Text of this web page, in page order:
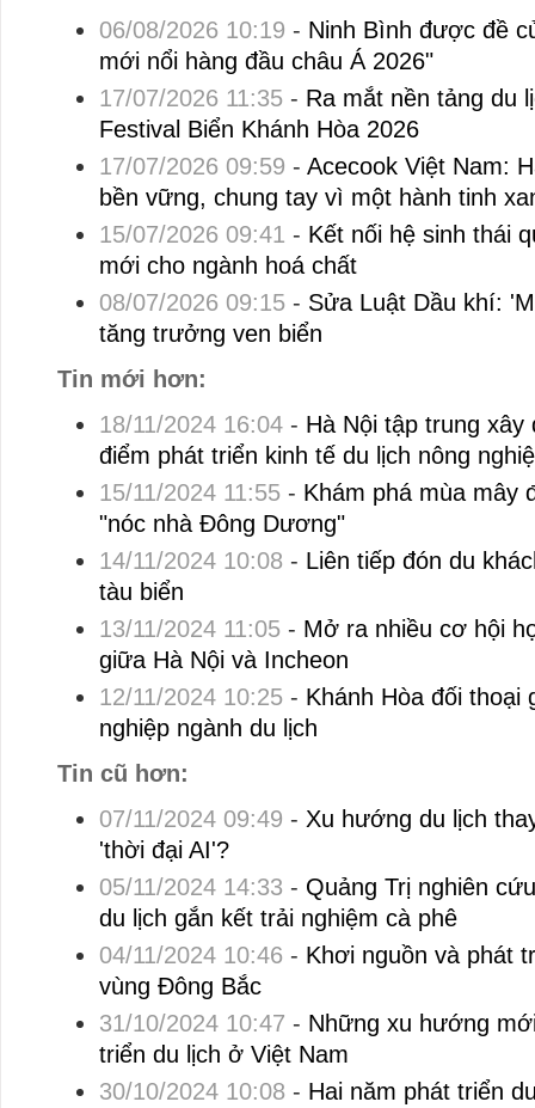
06/08/2026 10:19 - Ninh Bình được đề
mới nổi hàng đầu châu Á 2026"
17/07/2026 11:35- Ra mắt nền tảng du
Festival Biển Khánh Hòa 2026
17/07/2026 09:59 - Acecook Việt Nam:
bền vững, chung tay vì một hành tinh
15/07/2026 09:41 - Kết nối hệ sinh thái
mới cho ngành hoá chất
08/07/2026 09:15- Sửa Luật Dầu khí:
tăng trưởng ven biển
Tin mới hơn:
18/11/2024 16:04- Hà Nội tập trung
điểm phát triển kinh tế du lịch nông
15/11/2024 11:55- Khám phá mùa mây
"nóc nhà Đông Dương"
14/11/2024 10:08 - Liên tiếp đón du
tàu biển
13/11/2024 11:05- Mở ra nhiều cơ hội
giữa Hà Nội và Incheon
12/11/2024 10:25- Khánh Hòa đối thoại
nghiệp ngành du lịch
Tin cũ hơn:
07/11/2024 09:49 - Xu hướng du lịch
'thời đại AI'?
05/11/2024 14:33 - Quảng Trị nghiên
du lịch gắn kết trải nghiệm cà phê
04/11/2024 10:46 - Khơi nguồn và phát
vùng Đông Bắc
31/10/2024 10:47 - Những xu hướng
triển du lịch ở Việt Nam
30/10/2024 10:08 - Hai năm phát triển